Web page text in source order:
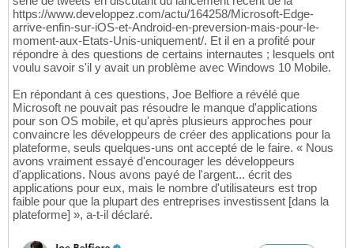
https://www.developpez.com/actu/164258/Microsoft-Edge-
arrive-enfin-sur-iOS-et-Android-en-preversion-mais-pour-le-
moment-aux-Etats-Unis-uniquement/. Et il en a profité pour
répondre à des questions de certains internautes ; lesquels ont
voulu savoir s'il y avait un problème avec Windows 10 Mobile.
En répondant à ces questions, Joe Belfiore a révélé que
Microsoft ne pouvait pas résoudre le manque d'applications
pour son OS mobile, et qu'après plusieurs approches pour
convaincre les développeurs de créer des applications pour la
plateforme, seuls quelques-uns ont accepté de le faire. « Nous
avons vraiment essayé d'encourager les développeurs
d'applications. Nous avons payé de l'argent... écrit des
applications pour eux, mais le nombre d'utilisateurs est trop
faible pour que la plupart des entreprises investissent [dans la
plateforme] », a-t-il déclaré.